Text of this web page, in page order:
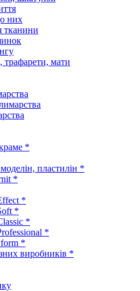
них
тканини
трафарети, мати
*
пластилін *
*
*
*
*
*
*
виробників *